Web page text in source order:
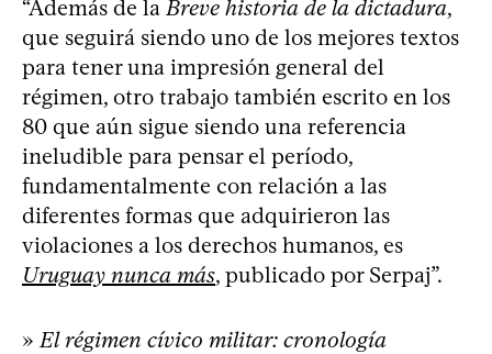
“Además de la Breve historia de la dictadura,
que seguirá siendo uno de los mejores textos
para tener una impresión general del
régimen, otro trabajo también escrito en los
80 que aún sigue siendo una referencia
ineludible para pensar el período,
fundamentalmente con relación a las
diferentes formas que adquirieron las
violaciones a los derechos humanos, es
Uruguay nunca más, publicado por Serpaj”.
» El régimen cívico militar: cronología